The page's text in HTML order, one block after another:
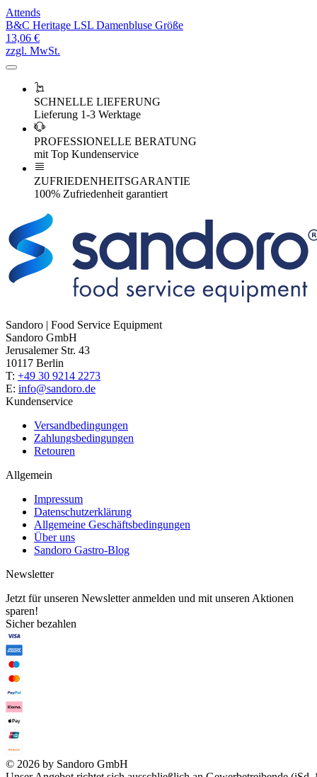
Attends
B&C Heritage LSL Damenbluse Größe
13,06 €
zzgl. MwSt.
SCHNELLE LIEFERUNG
Lieferung 1-3 Werktage
PROFESSIONELLE BERATUNG
mit Top Kundenservice
ZUFRIEDENHEITSGARANTIE
100% Zufriedenheit garantiert
Sandoro | Food Service Equipment
Sandoro GmbH
Jerusalemer Str. 43
10117 Berlin
T: +49 30 9214 2273
E: info@sandoro.de
Kundenservice
Versandbedingungen
Zahlungsbedingungen
Retouren
Allgemein
Impressum
Datenschutzerklärung
Allgemeine Geschäftsbedingungen
Über uns
Sandoro Gastro-Blog
Newsletter
Jetzt für unseren Newsletter anmelden und mit unseren Aktionen
sparen!
Sicher bezahlen
© 2026 by Sandoro GmbH